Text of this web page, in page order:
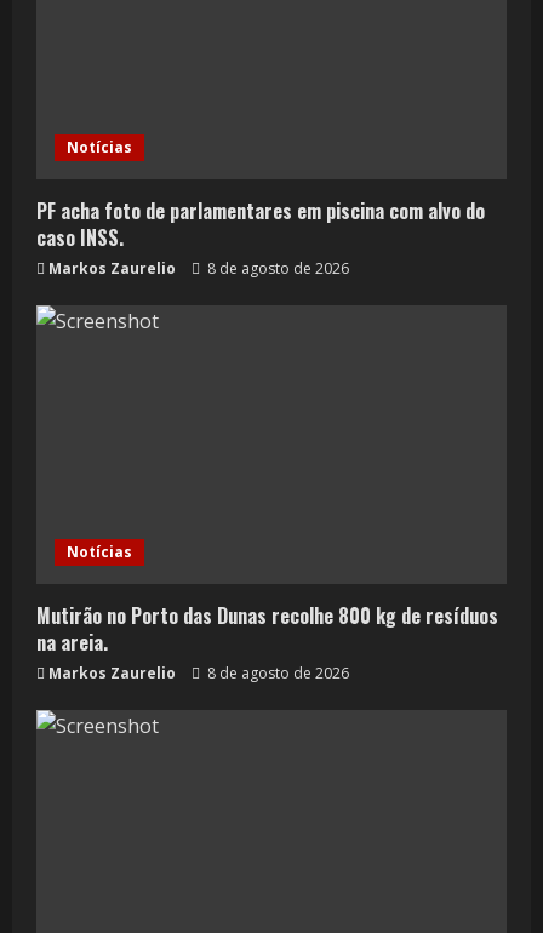
Notícias
PF acha foto de parlamentares em piscina com alvo do
caso INSS.
Markos Zaurelio 8 de agosto de 2026
Notícias
Mutirão no Porto das Dunas recolhe 800 kg de resíduos
na areia.
Markos Zaurelio 8 de agosto de 2026